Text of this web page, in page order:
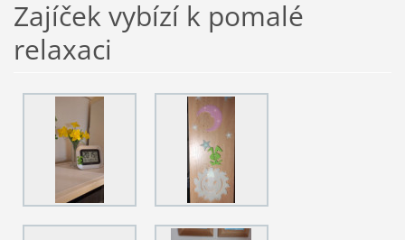
Zajíček vybízí k pomalé
relaxaci